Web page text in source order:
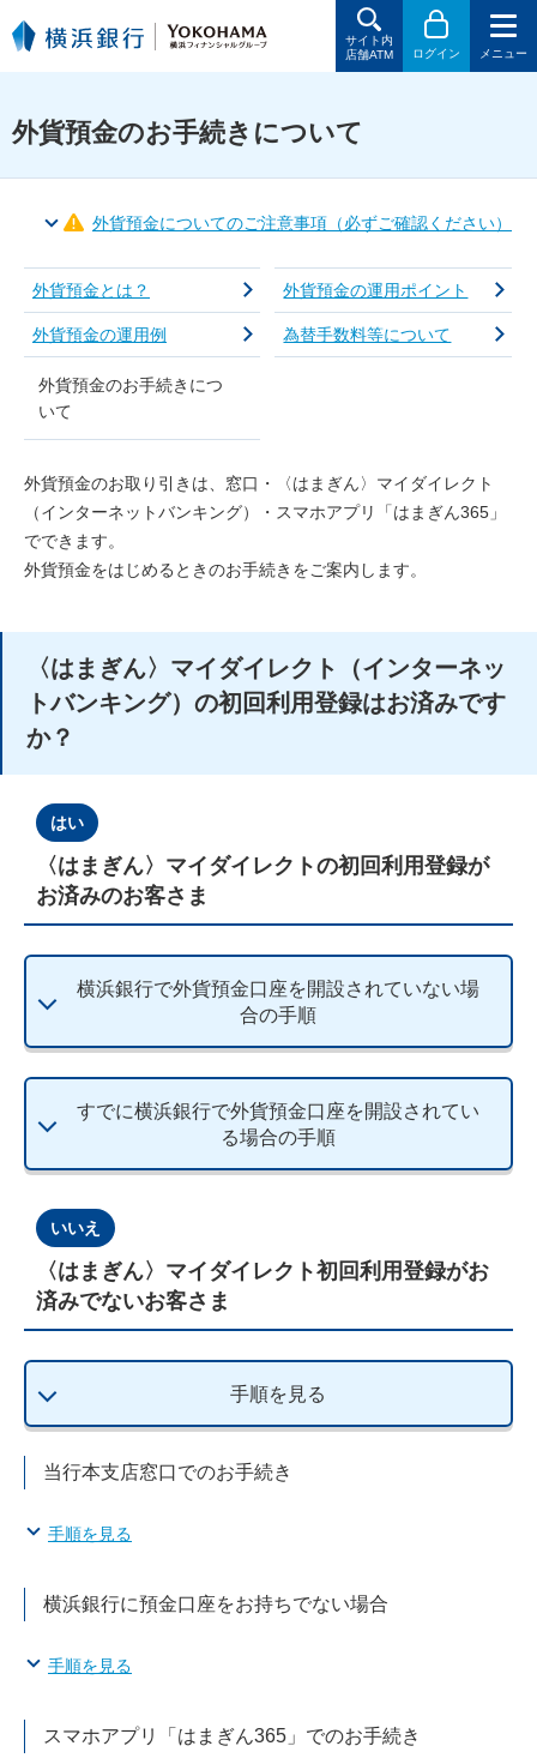
サイト内
店舗ATM
ログイン メニュー
外貨預金のお手続きについて
外貨預金についてのご注意事項（必ずご確認ください）
外貨預金とは？ 外貨預金の運用ポイント
外貨預金の運用例 為替手数料等について
外貨預金のお手続きにつ
いて
外貨預金のお取り引きは、窓口・〈はまぎん〉マイダイレクト
（インターネットバンキング）・スマホアプリ「はまぎん365」
でできます。
外貨預金をはじめるときのお手続きをご案内します。
〈はまぎん〉マイダイレクト（インターネッ
トバンキング）の初回利用登録はお済みです
か？
はい
〈はまぎん〉マイダイレクトの初回利用登録が
お済みのお客さま
横浜銀行で外貨預金口座を開設されていない場
合の手順
すでに横浜銀行で外貨預金口座を開設されてい
る場合の手順
いいえ
〈はまぎん〉マイダイレクト初回利用登録がお
済みでないお客さま
手順を見る
当行本支店窓口でのお手続き
手順を見る
横浜銀行に預金口座をお持ちでない場合
手順を見る
スマホアプリ「はまぎん365」でのお手続き